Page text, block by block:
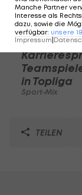
in Topliga
Sport-Mix
TEILEN
Manche Partner
Interesse als
dazu, sowie die
verfügbar: unsere
Impressum